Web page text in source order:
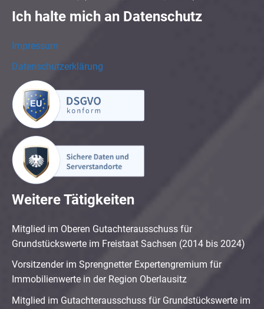
Ich halte mich an Datenschutz
Impressum
Datenschutzerklärung
Weitere Tätigkeiten
Mitglied im Oberen Gutachterausschuss für
Grundstückswerte im Freistaat Sachsen (2014 bis 2024)
Vorsitzender im Sprengnetter Expertengremium für
Immobilienwerte in der Region Oberlausitz
Mitglied im Gutachterausschuss für Grundstückswerte im